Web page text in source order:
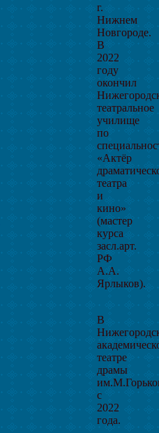
г.
Нижнем
Новгороде.
В
2022
году
окончил
театральное
училище
по
«Актёр
театра
и
кино»
(мастер
курса
засл.арт.
РФ
А.А.
Ярлыков).
В
театре
драмы
с
2022
года.